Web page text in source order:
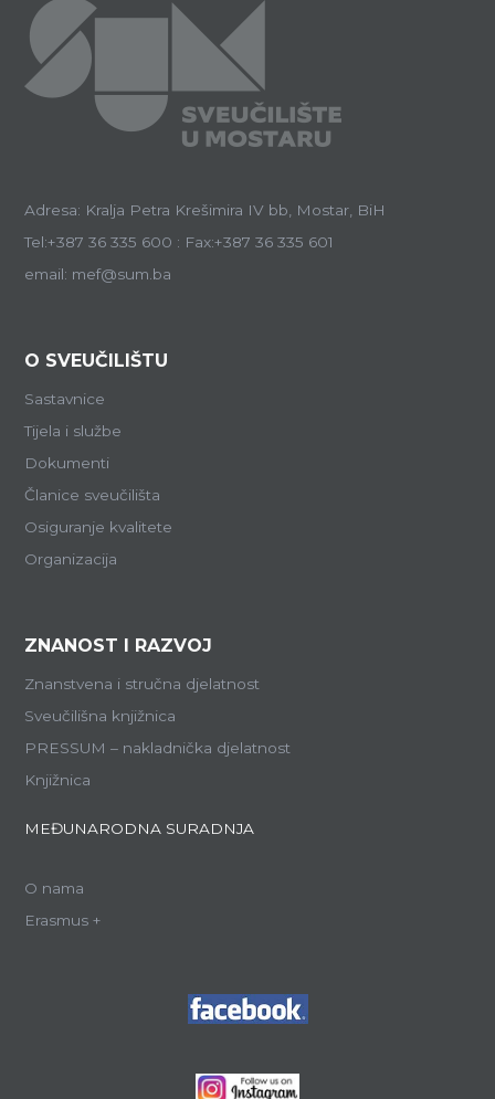
Adresa: Kralja Petra Krešimira IV bb, Mostar, BiH
Tel:+387 36 335 600 : Fax:+387 36 335 601
email: mef@sum.ba
O SVEUČILIŠTU
Sastavnice
Tijela i službe
Dokumenti
Članice sveučilišta
Osiguranje kvalitete
Organizacija
ZNANOST I RAZVOJ
Znanstvena i stručna djelatnost
Sveučilišna knjižnica
PRESSUM – nakladnička djelatnost
Knjižnica
MEĐUNARODNA SURADNJA
O nama
Erasmus +